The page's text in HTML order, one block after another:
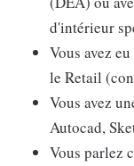
d'intérieur
Vous avez
le Retail
Vous avez
Autocad,
Vous parlez